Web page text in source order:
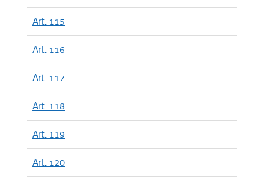
Art. 115
Art. 116
Art. 117
Art. 118
Art. 119
Art. 120